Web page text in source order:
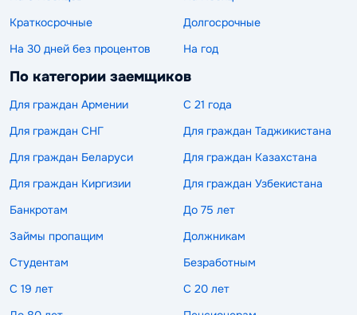
Краткосрочные
Долгосрочные
На 30 дней без процентов
На год
По категории заемщиков
Для граждан Армении
С 21 года
Для граждан СНГ
Для граждан Таджикистана
Для граждан Беларуси
Для граждан Казахстана
Для граждан Киргизии
Для граждан Узбекистана
Банкротам
До 75 лет
Займы пропащим
Должникам
Студентам
Безработным
С 19 лет
С 20 лет